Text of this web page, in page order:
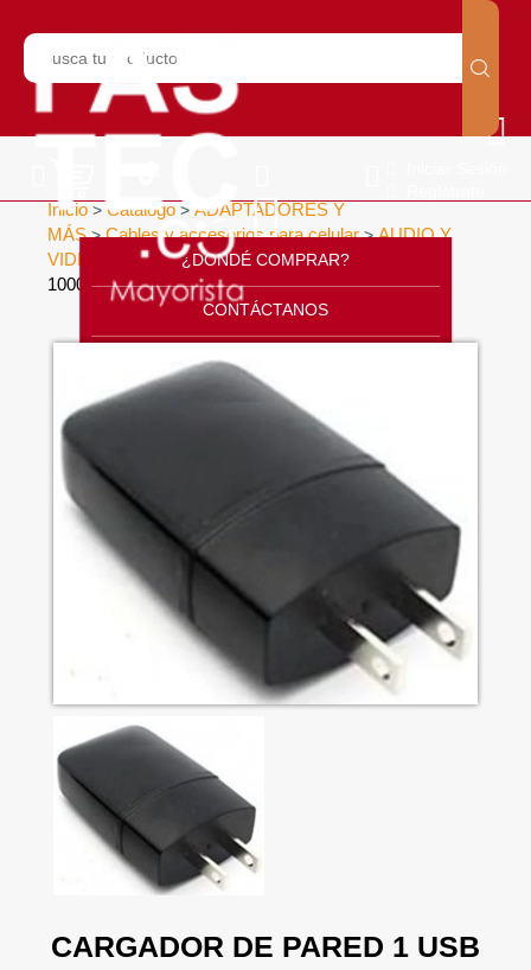
¿DONDÉ COMPRAR?
CONTÁCTANOS
SOPORTE
CÁTALOGO
Inicio > Catálogo > ADAPTADORES Y
MÁS>Cables y accesorios para celular>AUDIO Y
VIDEO
CARGADOR DE PARED 1 USB
1000(800)MAH>
CARGADOR DE PARED 1 USB